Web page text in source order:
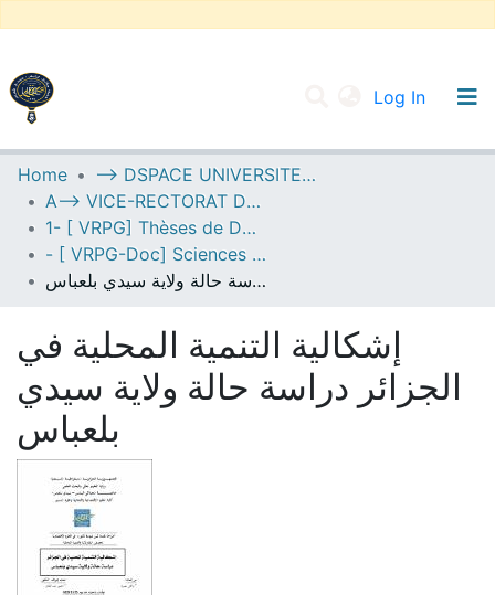
Log In
UNIVERSITY OF D.L SIDI BEL ABBES
Communities & Collections
All of DSpace
Statistics
Home
--> DSPACE UNIVERSITE DJILALLI LIABES DE SIDI BEL ABBES
A--> VICE-RECTORAT DE LA POST-GRADUATION
1- [ VRPG] Thèses de Doctorat
- [ VRPG-Doc] Sciences économiques --- علوم إقتصادية
إشكالية التنمية المحلية في الجزائر دراسة حالة ولاية سيدي بلعباس
إشكالية التنمية المحلية في
الجزائر دراسة حالة ولاية سيدي
بلعباس